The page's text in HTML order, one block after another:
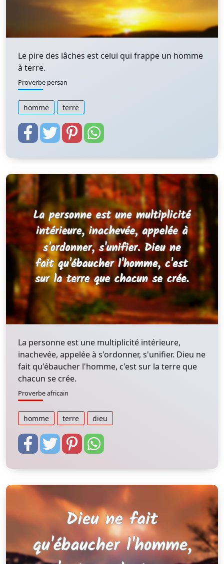
Le pire des lâches est celui qui frappe un homme
à terre.
Proverbe persan
homme terre
La personne est une multiplicité intérieure,
inachevée, appelée à s'ordonner, s'unifier. Dieu ne
fait qu'ébaucher l'homme, c'est sur la terre que
chacun se crée.
Proverbe africain
homme terre dieu